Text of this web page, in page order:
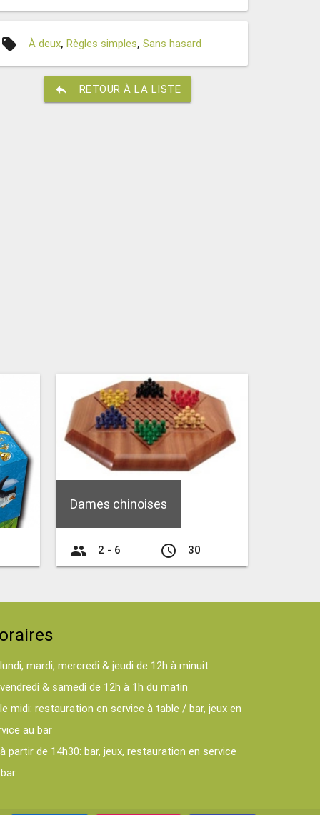
local_offer À deux,Règles simples,Sans hasard
reply RETOUR À LA LISTE
Dames chinoises
group 2 - 6 access_time 30
lundi, mardi, mercredi & jeudi de 12h à minuit
vendredi & samedi de 12h à 1h du matin
le midi: restauration en service à table / bar, jeux en
au bar
à partir de 14h30: bar, jeux, restauration en service